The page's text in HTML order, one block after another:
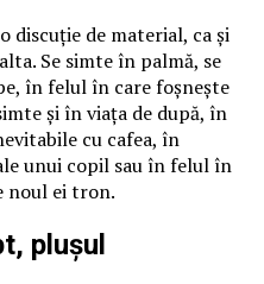
discuție de material, ca și
Se simte în palmă, se
în felul în care foșnește
și în viața de după, în
cu cafea, în
unui copil sau în felul în
noul ei tron.
plușul